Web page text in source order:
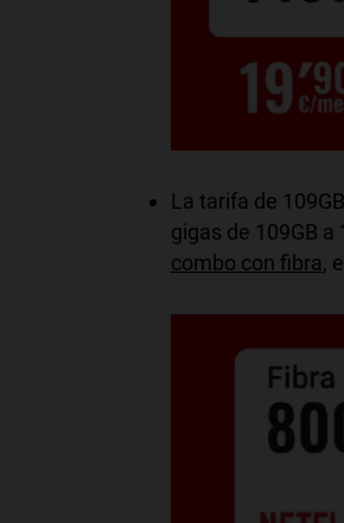
La tarifa de
gigas de 109GB a
combo con fibra,